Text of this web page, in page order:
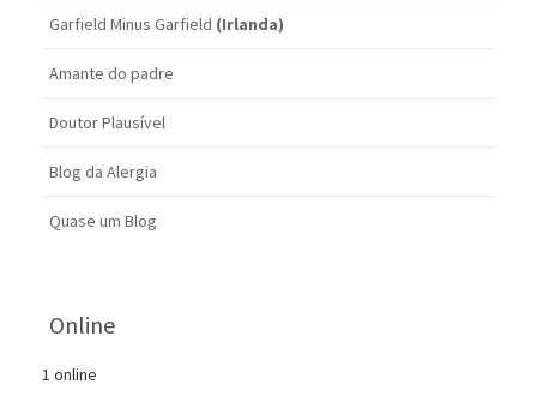
Garfield Minus Garfield (Irlanda)
Amante do padre
Doutor Plausível
Blog da Alergia
Quase um Blog
Online
1 online